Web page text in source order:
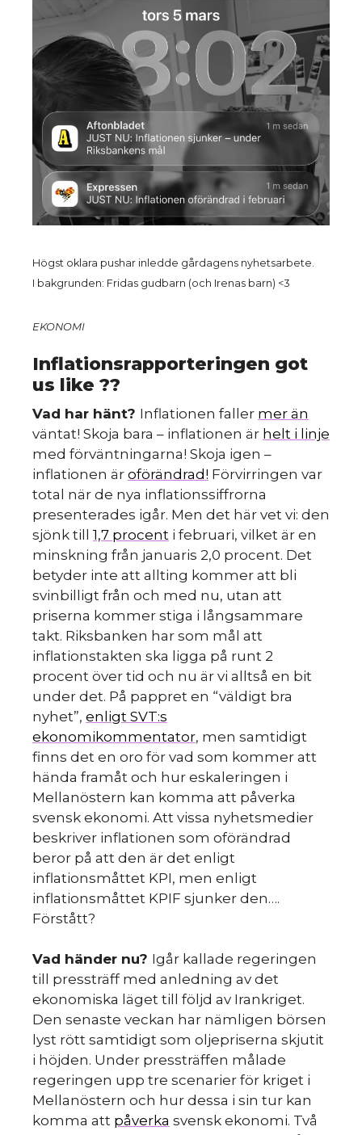
Högst oklara pushar inledde gårdagens nyhetsarbete.
I bakgrunden: Fridas gudbarn (och Irenas barn) <3
EKONOMI
Inflationsrapporteringen got
us like ??
Vad har hänt? Inflationen faller mer än
väntat! Skoja bara – inflationen är helt i linje
med förväntningarna! Skoja igen –
inflationen är oförändrad! Förvirringen var
total när de nya inflationssiffrorna
presenterades igår. Men det här vet vi: den
sjönk till 1,7 procent i februari, vilket är en
minskning från januaris 2,0 procent. Det
betyder inte att allting kommer att bli
svinbilligt från och med nu, utan att
priserna kommer stiga i långsammare
takt. Riksbanken har som mål att
inflationstakten ska ligga på runt 2
procent över tid och nu är vi alltså en bit
under det. På pappret en “väldigt bra
nyhet”, enligt SVT:s
ekonomikommentator, men samtidigt
finns det en oro för vad som kommer att
hända framåt och hur eskaleringen i
Mellanöstern kan komma att påverka
svensk ekonomi. Att vissa nyhetsmedier
beskriver inflationen som oförändrad
beror på att den är det enligt
inflationsmåttet KPI, men enligt
inflationsmåttet KPIF sjunker den….
Förstått?
Vad händer nu? Igår kallade regeringen
till pressträff med anledning av det
ekonomiska läget till följd av Irankriget.
Den senaste veckan har nämligen börsen
lyst rött samtidigt som oljepriserna skjutit
i höjden. Under pressträffen målade
regeringen upp tre scenarier för kriget i
Mellanöstern och hur dessa i sin tur kan
komma att påverka svensk ekonomi. Två